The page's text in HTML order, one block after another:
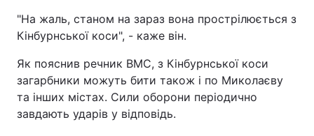
Тема оформлення
"На жаль, станом на зараз вона прострілюється з
Кінбурнської коси", - каже він.
Як пояснив речник ВМС, з Кінбурнської коси
загарбники можуть бити також і по Миколаєву
та інших містах. Сили оборони періодично
завдають ударів у відповідь.